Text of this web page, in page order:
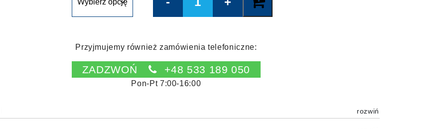
Przyjmujemy również zamówienia telefoniczne:
ZADZWOŃ +48 533 189 050
Pon-Pt 7:00-16:00